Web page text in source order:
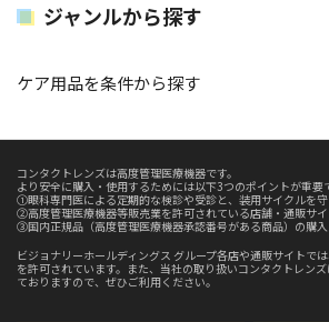
ジャンルから探す
ケア用品を条件から探す
コンタクトレンズは高度管理医療機器です。
より安全に購入・使用するためには以下3つのポイントが重要
①眼科専門医による定期的な検診や受診と、装用サイクルを
②高度管理医療機器等販売業を許可されている店舗・通販サ
③国内正規品（高度管理医療機器承認番号がある商品）の購入
ビジョナリーホールディングス グループ各店や通販サイトで
を許可されています。また、当社の取り扱いコンタクトレン
ておりますので、ぜひご利用ください。